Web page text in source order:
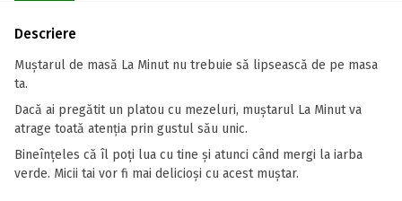
Descriere
Muștarul de masă La Minut nu trebuie să lipsească de pe masa
ta.
Dacă ai pregătit un platou cu mezeluri, muștarul La Minut va
atrage toată atenția prin gustul său unic.
Bineînțeles că îl poți lua cu tine și atunci când mergi la iarba
verde. Micii tai vor fi mai delicioși cu acest muștar.